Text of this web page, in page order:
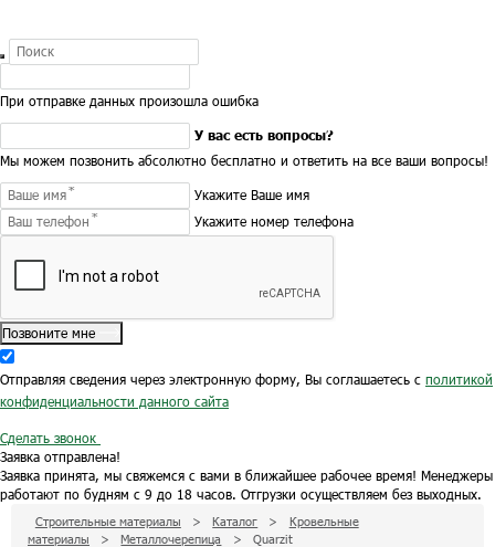
При отправке данных произошла ошибка
У вас есть вопросы?
Мы можем позвонить абсолютно бесплатно и ответить на все ваши вопросы!
Укажите Ваше имя
Укажите номер телефона
Позвоните мне
Отправляя сведения через электронную форму, Вы соглашаетесь с политикой
конфиденциальности данного сайта
Сделать звонок
Заявка отправлена!
Заявка принята, мы свяжемся с вами в ближайшее рабочее время! Менеджеры
работают по будням с 9 до 18 часов. Отгрузки осуществляем без выходных.
Строительные материалы > Каталог >
Кровельные
материалы
> Металлочерепица > Quarzit